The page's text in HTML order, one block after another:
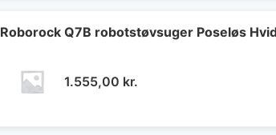
2.690,00 kr..1.349,00
Roborock Q7B robotstøvsuger Poseløs
1.555,00 kr.